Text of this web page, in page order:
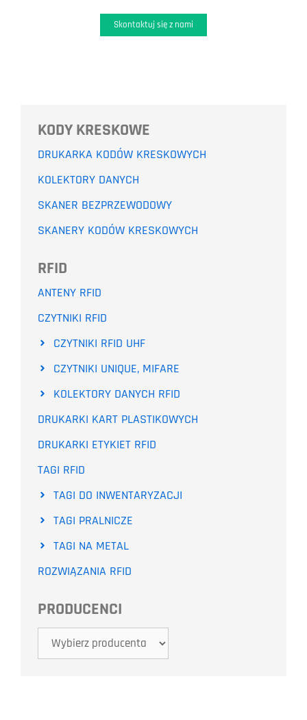
Skontaktuj się z nami
KODY KRESKOWE
DRUKARKA KODÓW KRESKOWYCH
KOLEKTORY DANYCH
SKANER BEZPRZEWODOWY
SKANERY KODÓW KRESKOWYCH
RFID
ANTENY RFID
CZYTNIKI RFID
CZYTNIKI RFID UHF
CZYTNIKI UNIQUE, MIFARE
KOLEKTORY DANYCH RFID
DRUKARKI KART PLASTIKOWYCH
DRUKARKI ETYKIET RFID
TAGI RFID
TAGI DO INWENTARYZACJI
TAGI PRALNICZE
TAGI NA METAL
ROZWIĄZANIA RFID
PRODUCENCI